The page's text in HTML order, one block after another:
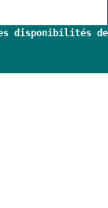
disponibilités